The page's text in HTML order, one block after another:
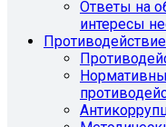
Ответы на
интересы